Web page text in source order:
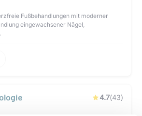
Fußbehandlungen mit moderner
eingewachsener Nägel,
4.7(43)